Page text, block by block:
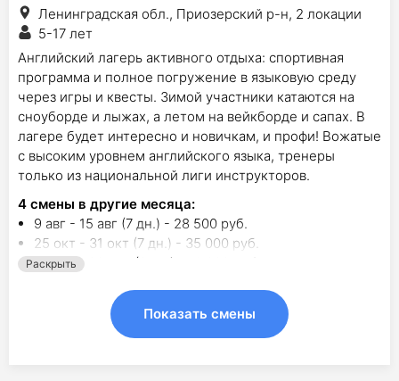
Ленинградская обл., Приозерский р-н, 2 локации
5-17 лет
Английский лагерь активного отдыха: спортивная
программа и полное погружение в языковую среду
через игры и квесты. Зимой участники катаются на
сноуборде и лыжах, а летом на вейкборде и сапах. В
лагере будет интересно и новичкам, и профи! Вожатые
с высоким уровнем английского языка, тренеры
только из национальной лиги инструкторов.
4 смены в другие месяца:
9 авг - 15 авг (7 дн.) - 28 500 руб.
25 окт - 31 окт (7 дн.) - 35 000 руб.
18 дек - 20 дек (3 дн.) - 16 000 руб.
Раскрыть
Показать смены